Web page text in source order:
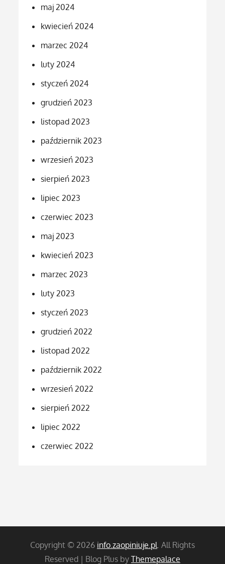
maj 2024
kwiecień 2024
marzec 2024
luty 2024
styczeń 2024
grudzień 2023
listopad 2023
październik 2023
wrzesień 2023
sierpień 2023
lipiec 2023
czerwiec 2023
maj 2023
kwiecień 2023
marzec 2023
luty 2023
styczeń 2023
grudzień 2022
listopad 2022
październik 2022
wrzesień 2022
sierpień 2022
lipiec 2022
czerwiec 2022
Copyright © 2026 info.zaopiniuje.pl . All Rights
Reserved | Blog Plus by Themepalace